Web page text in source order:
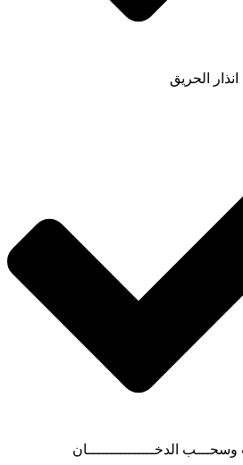
الحريق
وسحـــب الدخـــــــــــــــان